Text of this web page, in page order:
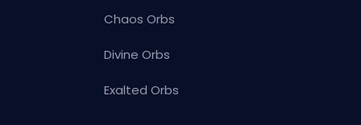
Chaos Orbs
Divine Orbs
Exalted Orbs